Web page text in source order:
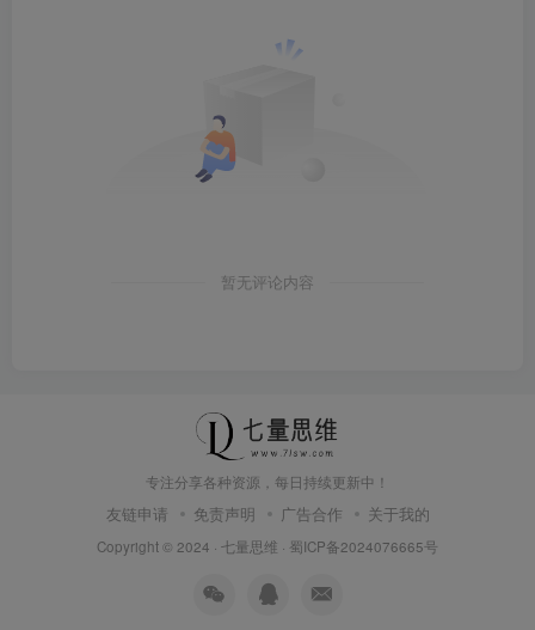
暂无评论内容
专注分享各种资源，每日持续更新中！
友链申请 免责声明 广告合作 关于我的
Copyright © 2024 · 七量思维 · 蜀ICP备2024076665号